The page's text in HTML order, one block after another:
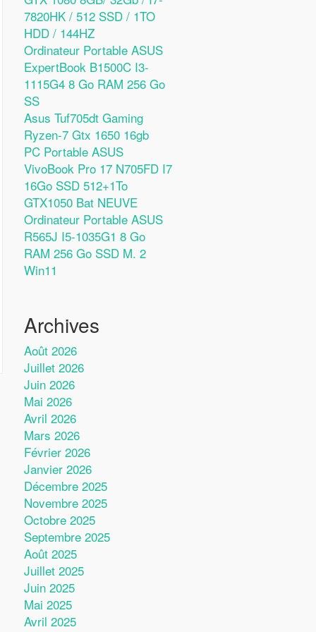
7820HK / 512 SSD / 1TO
HDD / 144HZ
Ordinateur Portable ASUS
ExpertBook B1500C I3-
1115G4 8 Go RAM 256 Go
SS
Asus Tuf705dt Gaming
Ryzen-7 Gtx 1650 16gb
PC Portable ASUS
VivoBook Pro 17 N705FD I7
16Go SSD 512+1To
GTX1050 Bat NEUVE
Ordinateur Portable ASUS
R565J I5-1035G1 8 Go
RAM 256 Go SSD M. 2
Win11
Archives
Août 2026
Juillet 2026
Juin 2026
Mai 2026
Avril 2026
Mars 2026
Février 2026
Janvier 2026
Décembre 2025
Novembre 2025
Octobre 2025
Septembre 2025
Août 2025
Juillet 2025
Juin 2025
Mai 2025
Avril 2025